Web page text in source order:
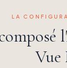
LA
Vue